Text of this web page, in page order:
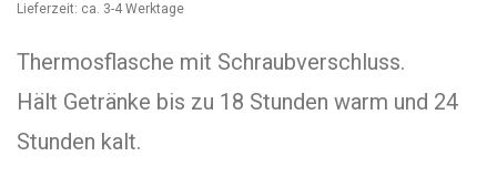
Lieferzeit: ca. 3-4 Werktage
Thermosflasche mit Schraubverschluss.
Hält Getränke bis zu 18 Stunden warm und 24
Stunden kalt.